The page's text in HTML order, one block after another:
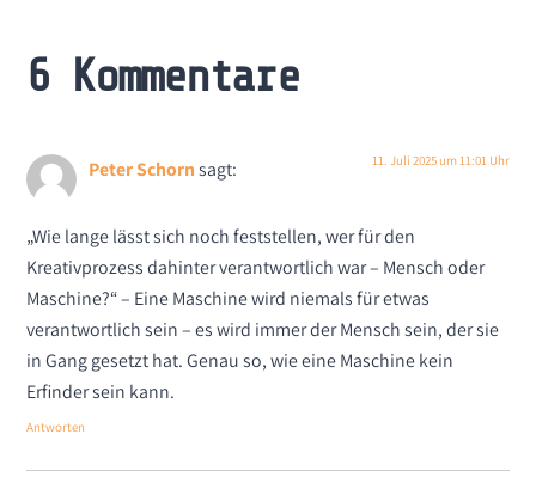
6 Kommentare
Peter Schorn sagt: 11. Juli 2025 um 11:01 Uhr
„Wie lange lässt sich noch feststellen, wer für den
Kreativprozess dahinter verantwortlich war – Mensch oder
Maschine?“ – Eine Maschine wird niemals für etwas
verantwortlich sein – es wird immer der Mensch sein, der sie
in Gang gesetzt hat. Genau so, wie eine Maschine kein
Erfinder sein kann.
Antworten